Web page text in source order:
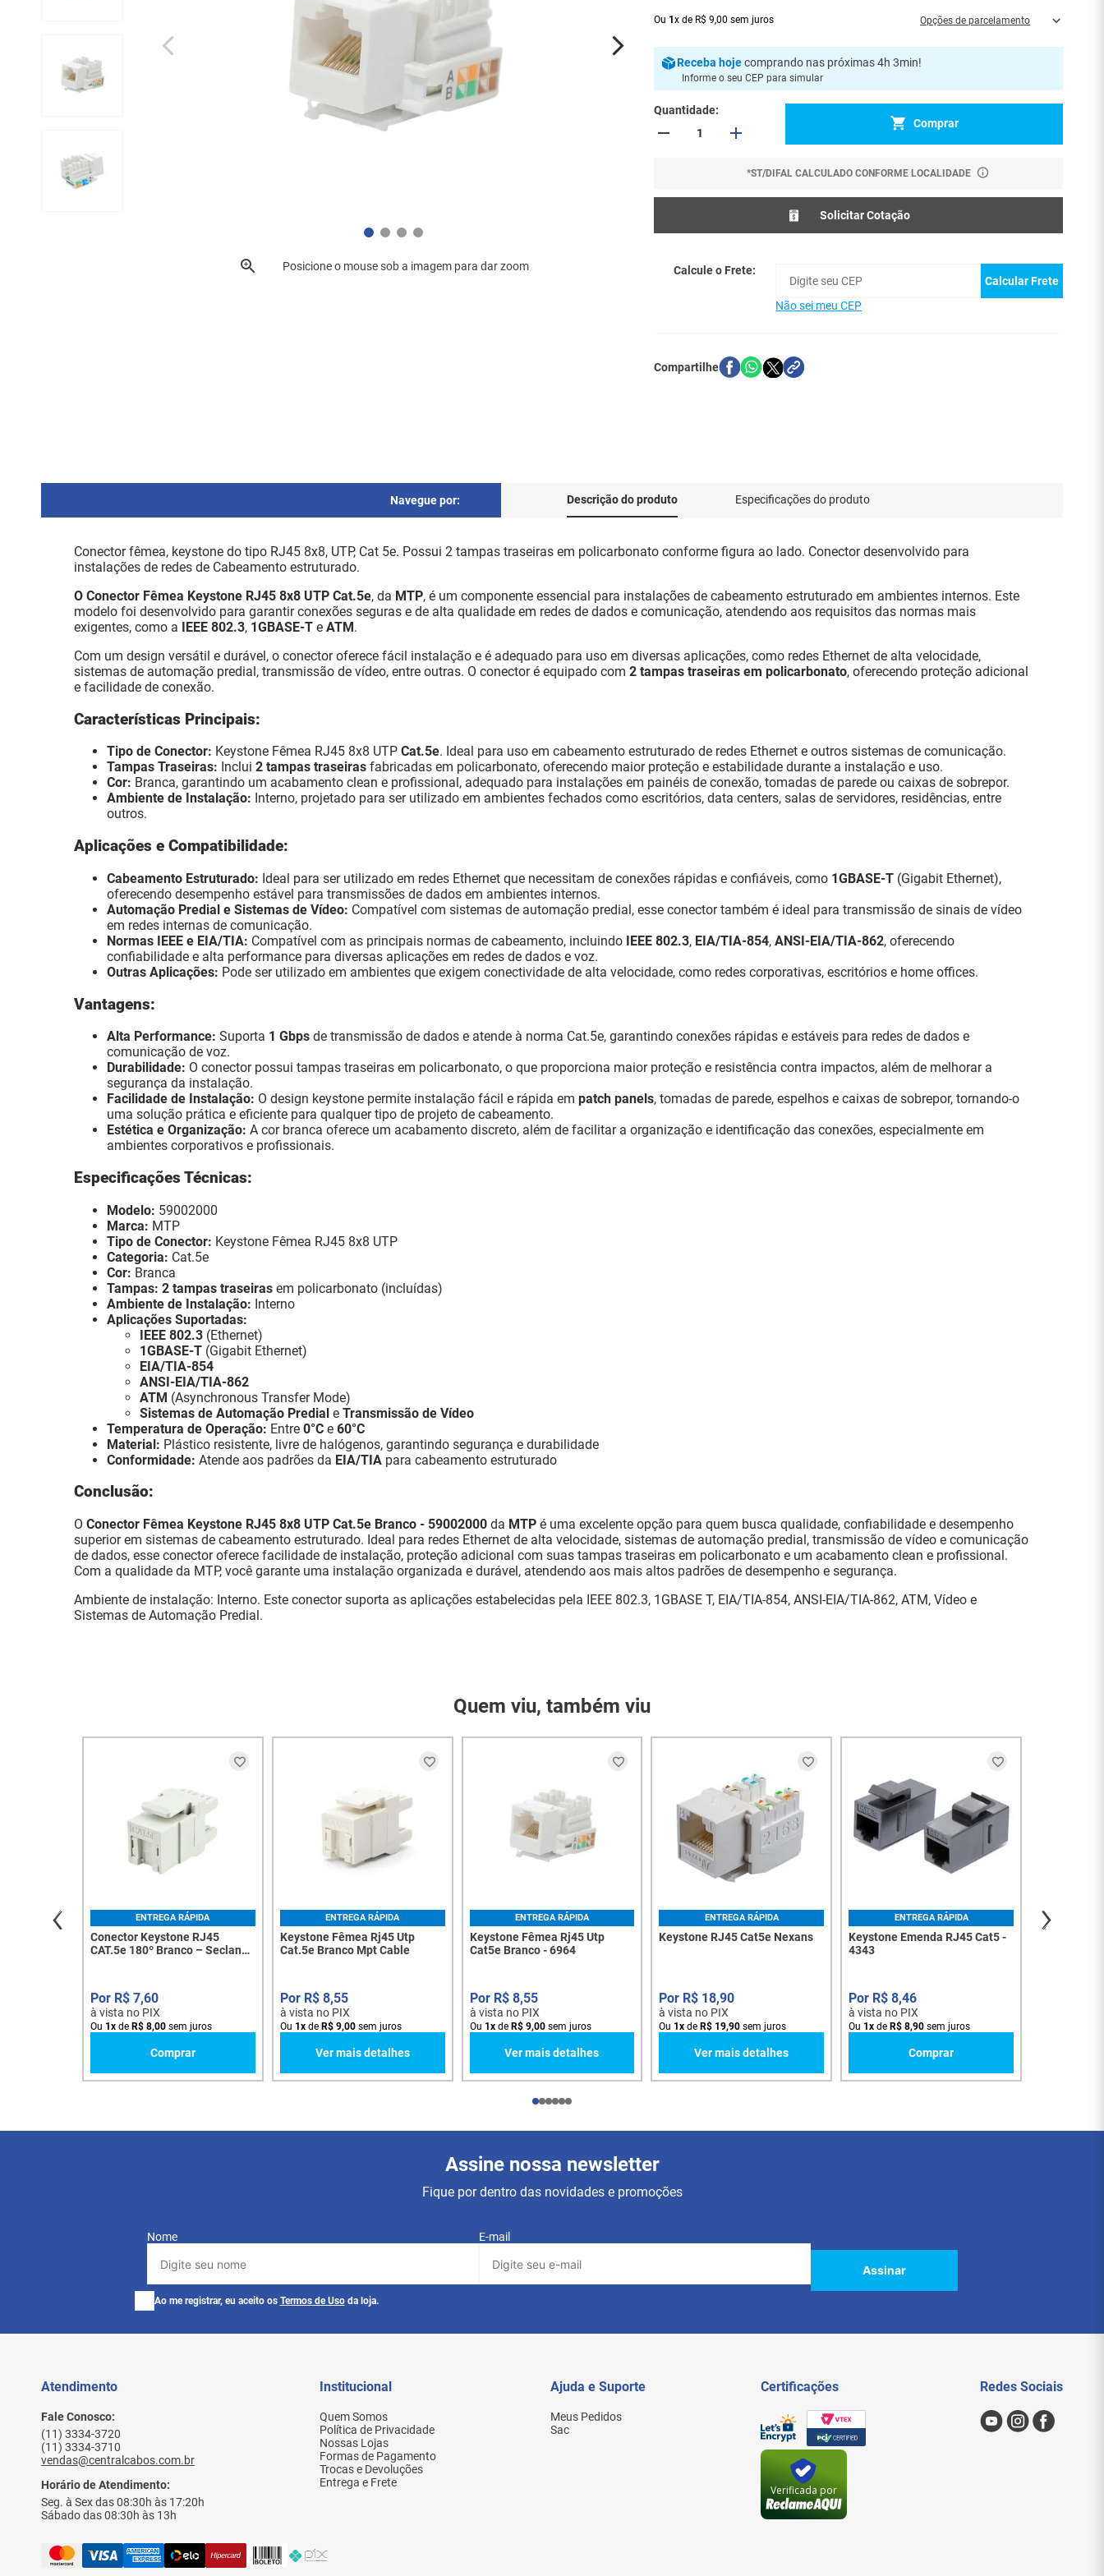
Posicione o mouse sob a imagem para dar zoom
Ou 1x de R$ 9,00 sem juros Opções de parcelamento
Receba hoje comprando nas próximas 4h 3min!
Informe o seu CEP para simular
Quantidade
Comprar
*ST/DIFAL CALCULADO CONFORME LOCALIDADE
Solicitar Cotação
Calcule o Frete:
Calcular Frete
Não sei meu CEP
Navegue por: Descrição do produto Especificações do produto
Conector fêmea, keystone do tipo RJ45 8x8, UTP, Cat 5e. Possui 2 tampas traseiras em policarbonato conforme figura ao lado. Conector desenvolvido para
instalações de redes de Cabeamento estruturado.
O Conector Fêmea Keystone RJ45 8x8 UTP Cat.5e, da MTP, é um componente essencial para instalações de cabeamento estruturado em ambientes internos. Este
modelo foi desenvolvido para garantir conexões seguras e de alta qualidade em redes de dados e comunicação, atendendo aos requisitos das normas mais
exigentes, como a IEEE 802.3, 1GBASE-T e ATM.
Com um design versátil e durável, o conector oferece fácil instalação e é adequado para uso em diversas aplicações, como redes Ethernet de alta velocidade,
sistemas de automação predial, transmissão de vídeo, entre outras. O conector é equipado com 2 tampas traseiras em policarbonato, oferecendo proteção adicional
e facilidade de conexão.
Características Principais:
Tipo de Conector: Keystone Fêmea RJ45 8x8 UTP Cat.5e. Ideal para uso em cabeamento estruturado de redes Ethernet e outros sistemas de comunicação.
Tampas Traseiras: Inclui 2 tampas traseiras fabricadas em policarbonato, oferecendo maior proteção e estabilidade durante a instalação e uso.
Cor: Branca, garantindo um acabamento clean e profissional, adequado para instalações em painéis de conexão, tomadas de parede ou caixas de sobrepor.
Ambiente de Instalação: Interno, projetado para ser utilizado em ambientes fechados como escritórios, data centers, salas de servidores, residências, entre
outros.
Aplicações e Compatibilidade:
Cabeamento Estruturado: Ideal para ser utilizado em redes Ethernet que necessitam de conexões rápidas e confiáveis, como 1GBASE-T (Gigabit Ethernet),
oferecendo desempenho estável para transmissões de dados em ambientes internos.
Automação Predial e Sistemas de Vídeo: Compatível com sistemas de automação predial, esse conector também é ideal para transmissão de sinais de vídeo
em redes internas de comunicação.
Normas IEEE e EIA/TIA: Compatível com as principais normas de cabeamento, incluindo IEEE 802.3, EIA/TIA-854, ANSI-EIA/TIA-862, oferecendo
confiabilidade e alta performance para diversas aplicações em redes de dados e voz.
Outras Aplicações: Pode ser utilizado em ambientes que exigem conectividade de alta velocidade, como redes corporativas, escritórios e home offices.
Vantagens:
Alta Performance: Suporta 1 Gbps de transmissão de dados e atende à norma Cat.5e, garantindo conexões rápidas e estáveis para redes de dados e
comunicação de voz.
Durabilidade: O conector possui tampas traseiras em policarbonato, o que proporciona maior proteção e resistência contra impactos, além de melhorar a
segurança da instalação.
Facilidade de Instalação: O design keystone permite instalação fácil e rápida em patch panels, tomadas de parede, espelhos e caixas de sobrepor, tornando-o
uma solução prática e eficiente para qualquer tipo de projeto de cabeamento.
Estética e Organização: A cor branca oferece um acabamento discreto, além de facilitar a organização e identificação das conexões, especialmente em
ambientes corporativos e profissionais.
Especificações Técnicas:
Modelo: 59002000
Marca: MTP
Tipo de Conector: Keystone Fêmea RJ45 8x8 UTP
Categoria: Cat.5e
Cor: Branca
Tampas: 2 tampas traseiras em policarbonato (incluídas)
Ambiente de Instalação: Interno
Aplicações Suportadas:
IEEE 802.3 (Ethernet)
1GBASE-T (Gigabit Ethernet)
EIA/TIA-854
ANSI-EIA/TIA-862
ATM (Asynchronous Transfer Mode)
Sistemas de Automação Predial e Transmissão de Vídeo
Temperatura de Operação: Entre 0°C e 60°C
Material: Plástico resistente, livre de halógenos, garantindo segurança e durabilidade
Conformidade: Atende aos padrões da EIA/TIA para cabeamento estruturado
Conclusão:
O Conector Fêmea Keystone RJ45 8x8 UTP Cat.5e Branco - 59002000 da MTP é uma excelente opção para quem busca qualidade, confiabilidade e desempenho
superior em sistemas de cabeamento estruturado. Ideal para redes Ethernet de alta velocidade, sistemas de automação predial, transmissão de vídeo e comunicação
de dados, esse conector oferece facilidade de instalação, proteção adicional com suas tampas traseiras em policarbonato e um acabamento clean e profissional.
Com a qualidade da MTP, você garante uma instalação organizada e durável, atendendo aos mais altos padrões de desempenho e segurança.
Ambiente de instalação: Interno. Este conector suporta as aplicações estabelecidas pela IEEE 802.3, 1GBASE T, EIA/TIA-854, ANSI-EIA/TIA-862, ATM, Vídeo e
Sistemas de Automação Predial.
Quem viu, também viu
ENTREGA RÁPIDA
Conector Keystone RJ45
CAT.5e 180º Branco – Seclan
R$ 7,60
à vista no PIX
Ou 1 x de R$ 8,00 sem juros
Comprar
ENTREGA RÁPIDA
Keystone Fêmea Rj45 Utp
Cat.5e Branco Mpt Cable
R$ 8,55
à vista no PIX
Ou 1 xde R$ 9,00sem juros
Ver mais detalhes
ENTREGA RÁPIDA
Keystone Fêmea Rj45 Utp
Cat5e Branco - 6964
R$ 8,55
à vista no PIX
Ou 1 xde R$ 9,00sem juros
Ver mais detalhes
ENTREGA RÁPIDA
Keystone RJ45 Cat5e Nexans
R$ 18,90
à vista no PIX
Ou 1x de R$ 19,90 sem juros
Ver mais detalhes
ENTREGA RÁPIDA
Keystone Emenda RJ45 Cat5 -
4343
R$ 8,46
à vista no PIX
Ou 1x de R$ 8,90 sem juros
Comprar
Assine nossa newsletter
Fique por dentro das novidades e promoções
Nome E-mail
Assinar
Ao me registrar, eu aceito os Termos de Uso da loja.
Atendimento
Fale Conosco:
(11) 3334-3720
(11) 3334-3710
vendas@centralcabos.com.br
Horário de Atendimento:
Seg. à Sex das 08:30h às 17:20h
Sábado das 08:30h às 13h
Institucional
Quem Somos
Política de Privacidade
Nossas Lojas
Formas de Pagamento
Trocas e Devoluções
Entrega e Frete
Ajuda e Suporte
Meus Pedidos
Sac
Certificações
Verificada por
Redes Sociais